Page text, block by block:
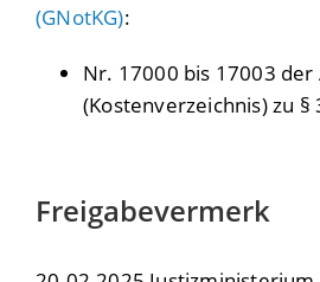
(GNotKG):
Nr. 17000 bis 17003 der
(Kostenverzeichnis) zu §
Freigabevermerk